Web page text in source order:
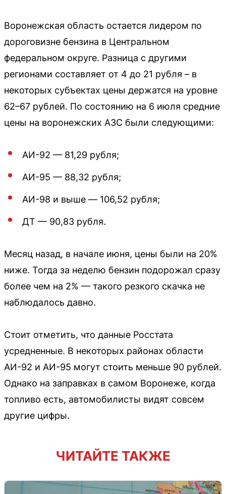
Воронежская область остается лидером по
дороговизне бензина в Центральном
федеральном округе. Разница с другими
регионами составляет от 4 до 21 рубля – в
некоторых субъектах цены держатся на уровне
62–67 рублей. По состоянию на 6 июля средние
цены на воронежских АЗС были следующими:
АИ-92 — 81,29 рубля;
АИ-95 — 88,32 рубля;
АИ-98 и выше — 106,52 рубля;
ДТ — 90,83 рубля.
Месяц назад, в начале июня, цены были на 20%
ниже. Тогда за неделю бензин подорожал сразу
более чем на 2% — такого резкого скачка не
наблюдалось давно.
Стоит отметить, что данные Росстата
усредненные. В некоторых районах области
АИ-92 и АИ-95 могут стоить меньше 90 рублей.
Однако на заправках в самом Воронеже, когда
топливо есть, автомобилисты видят совсем
другие цифры.
ЧИТАЙТЕ ТАКЖЕ